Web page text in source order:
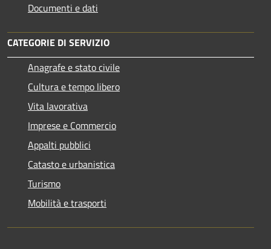
Documenti e dati
CATEGORIE DI SERVIZIO
Anagrafe e stato civile
Cultura e tempo libero
Vita lavorativa
Imprese e Commercio
Appalti pubblici
Catasto e urbanistica
Turismo
Mobilità e trasporti